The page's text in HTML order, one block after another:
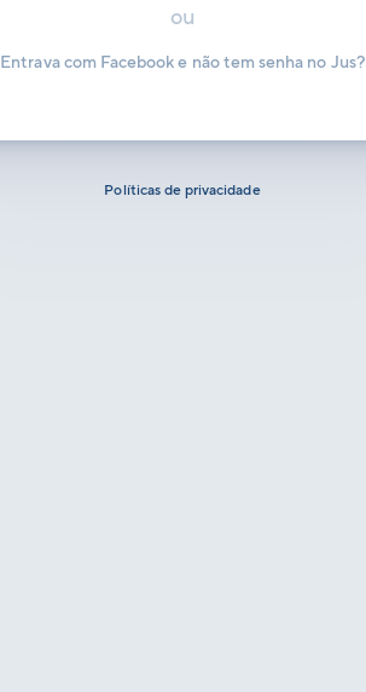
ou
Entrava com Facebook e não tem senha no Jus?
Políticas de privacidade